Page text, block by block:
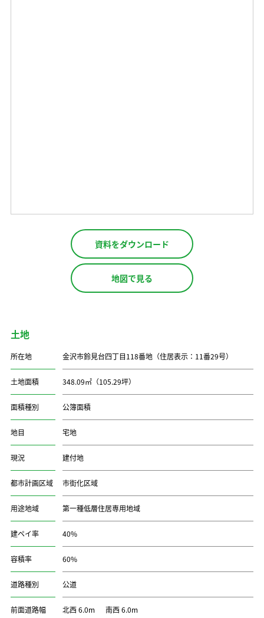
資料をダウンロード
地図で見る
土地
所在地 金沢市鈴見台四丁目118番地（住居表示：11番29号）
土地面積 348.09㎡（105.29坪）
面積種別 公簿面積
地目 宅地
現況 建付地
都市計画区域 市街化区域
用途地域 第一種低層住居専用地域
建ペイ率 40%
容積率 60%
道路種別 公道
前面道路幅 北西 6.0m 南西 6.0m